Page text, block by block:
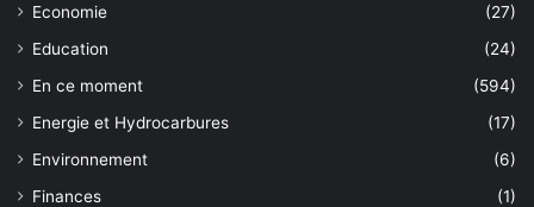
Economie
(27)
Education
(24)
En ce moment
(594)
Energie et Hydrocarbures
(17)
Environnement
(6)
Finances
(1)